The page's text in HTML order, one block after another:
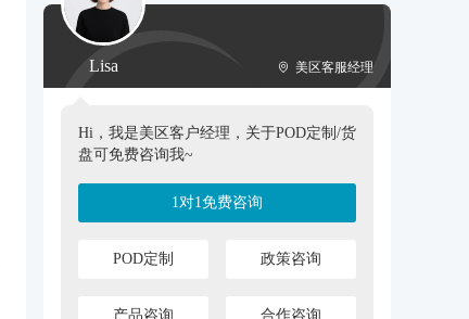
Lisa 美区客服经理
Hi，我是美区客户经理，关于POD定制/货
盘可免费咨询我~
1对1免费咨询
POD定制 政策咨询
产品咨询 合作咨询